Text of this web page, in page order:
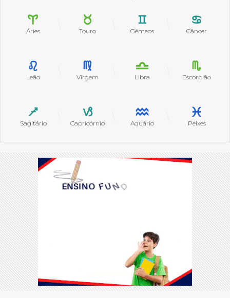
Áries Touro Gêmeos Câncer
Leão Virgem Libra Escorpião
Sagitário Capricórnio Aquário Peixes